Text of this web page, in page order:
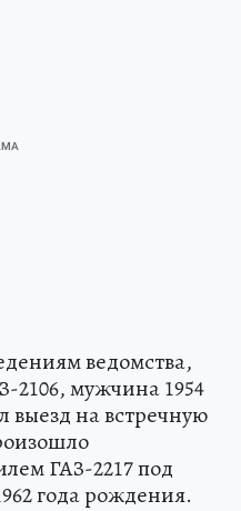
ведомства,
2106, мужчина 1954
выезд на встречную
ГАЗ-2217 под
года рождения.